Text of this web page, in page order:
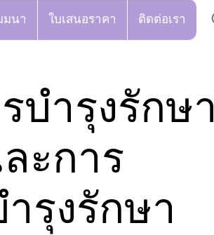
มนา ใบเสนอราคา ติดต่อเรา
บำรุงรักษา
ะการ
รุงรักษา